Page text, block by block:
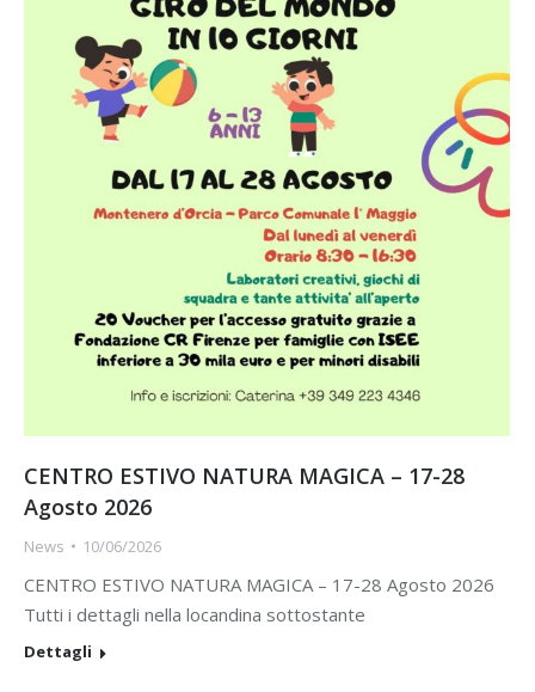
CENTRO ESTIVO NATURA MAGICA – 17-28
Agosto 2026
News 10/06/2026
CENTRO ESTIVO NATURA MAGICA – 17-28 Agosto 2026
Tutti i dettagli nella locandina sottostante
Dettagli